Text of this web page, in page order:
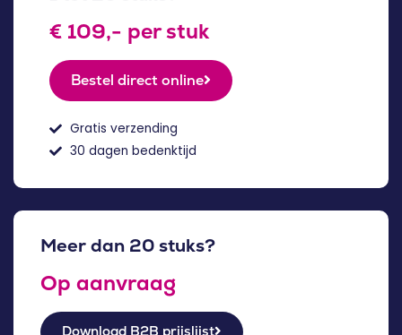
€ 109,- per stuk
Bestel direct online
Gratis verzending
30 dagen bedenktijd
Meer dan 20 stuks?
Op aanvraag